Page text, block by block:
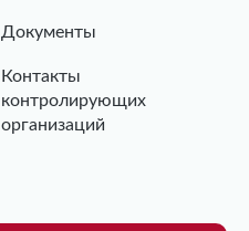
Документы
Контакты
контролирующих
организаций